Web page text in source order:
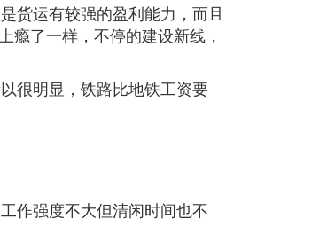
货运有较强的盈利能力，而且
了一样，不停的建设新线，
很明显，铁路比地铁工资要
作强度不大但清闲时间也不